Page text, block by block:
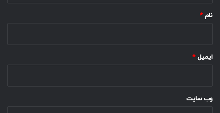
نام *
ایمیل *
وب‌ سایت